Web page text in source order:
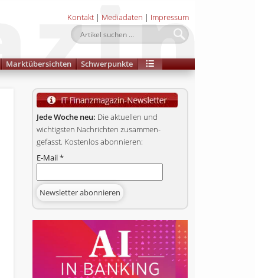
Kontakt | Mediadaten | Impressum
Marktübersichten Schwerpunkte
Jede Woche neu: Die aktuellen und
wichtigsten Nachrichten zusammen­
gefasst. Kostenlos abonnieren:
E-Mail*